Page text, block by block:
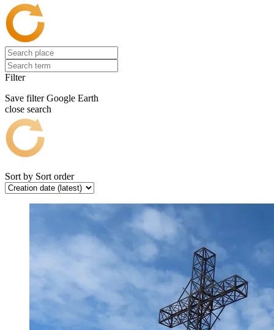
Filter
Save filter Google Earth
close search
Sort by Sort order